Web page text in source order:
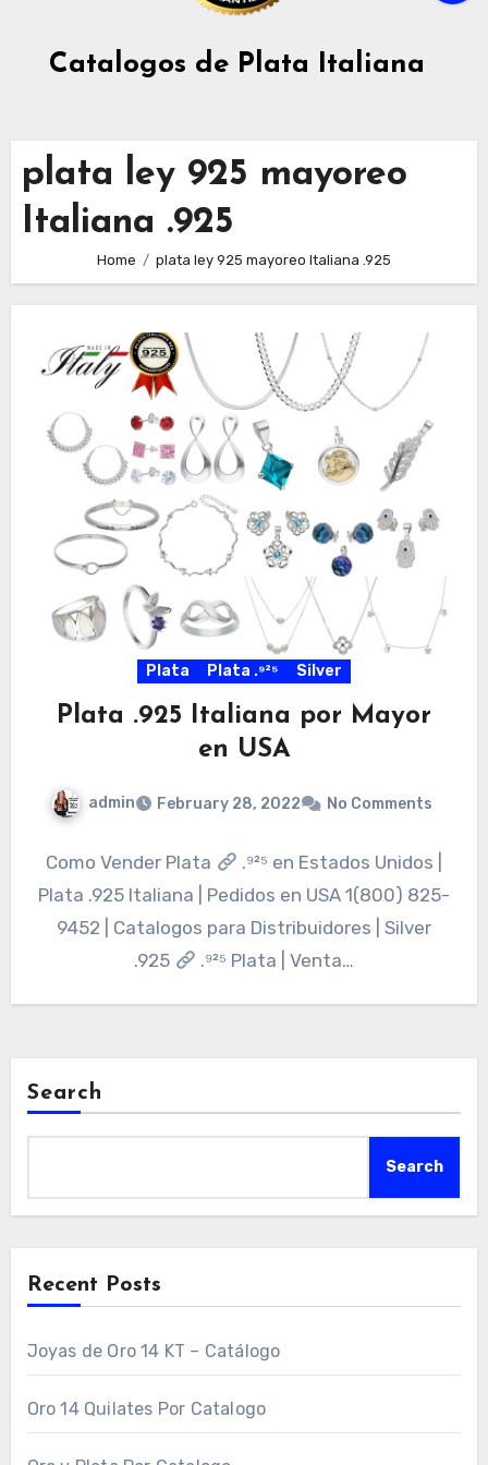
Catalogos de Plata Italiana
plata ley 925 mayoreo
Italiana .925
Home plata ley 925 mayoreo Italiana .925
Plata Plata .⁹²⁵ Silver
Plata .925 Italiana por Mayor
en USA
admin February 28, 2022 No Comments
Como Vender Plata
.⁹²⁵ en Estados Unidos |
Plata .925 Italiana | Pedidos en USA 1(800) 825-
9452 | Catalogos para Distribuidores | Silver
.925
.⁹²⁵ Plata | Venta…
Search
Search
Recent Posts
Joyas de Oro 14 KT – Catálogo
Oro 14 Quilates Por Catalogo